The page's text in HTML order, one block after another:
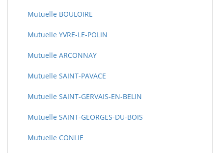
Mutuelle BOULOIRE
Mutuelle YVRE-LE-POLIN
Mutuelle ARCONNAY
Mutuelle SAINT-PAVACE
Mutuelle SAINT-GERVAIS-EN-BELIN
Mutuelle SAINT-GEORGES-DU-BOIS
Mutuelle CONLIE